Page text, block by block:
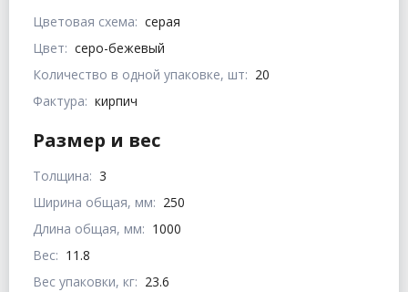
Цветовая схема: серая
Цвет: серо-бежевый
Количество в одной упаковке, шт: 20
Фактура: кирпич
Размер и вес
Толщина: 3
Ширина общая, мм: 250
Длина общая, мм: 1000
Вес: 11.8
Вес упаковки, кг: 23.6